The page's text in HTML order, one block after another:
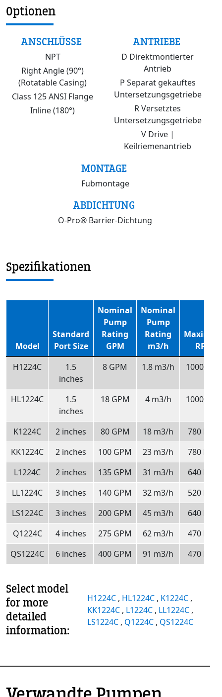
Optionen
ANSCHLÜSSE
NPT
Right Angle (90°)
(Rotatable Casing)
Class 125 ANSI Flange
Inline (180°)
ANTRIEBE
D Direktmontierter
Antrieb
P Separat gekauftes
Untersetzungsgetriebe
R Versetztes
Untersetzungsgetriebe
V Drive |
Keilriemenantrieb
MONTAGE
Fubmontage
ABDICHTUNG
O-Pro® Barrier-Dichtung
Spezifikationen
Model
Standard
Port Size
Nominal
Pump
Rating
GPM
Nominal
Pump
Rating
m3/h
RPM
H1224C
1.5
inches
8 GPM 1.8 m3/h 1000
HL1224C
1.5
inches
18 GPM 4 m3/h 1000
K1224C 2 inches 80 GPM 18 m3/h
780 RPM
KK1224C
2 inches 100 GPM 23 m3/h
780 RPM
L1224C
2 inches 135 GPM 31 m3/h
640 RPM
LL1224C
3 inches 140 GPM 32 m3/h
520 RPM
LS1224C
3 inches 200 GPM 45 m3/h
640 RPM
Q1224C
4 inches 275 GPM 62 m3/h
470 RPM
QS1224C
6 inches 400 GPM 91 m3/h 470 RPM
Select model
for more
detailed
information:
H1224C , HL1224C , K1224C ,
KK1224C , L1224C , LL1224C ,
LS1224C , Q1224C , QS1224C